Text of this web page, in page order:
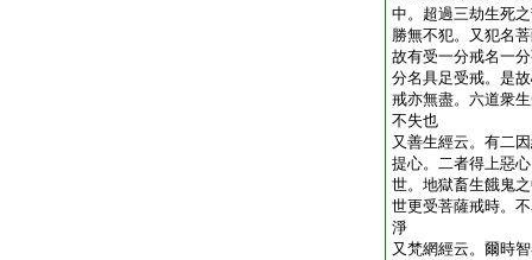
中。超過三劫生死
勝無不犯。又犯名
故有受一分戒名一
分名具足受戒。是
戒亦無盡。六道衆
不失也
又善生經云。有二
提心。二者得上惡
世。地獄畜生餓鬼
世更受菩薩戒時。
淨
又梵網經云。爾時